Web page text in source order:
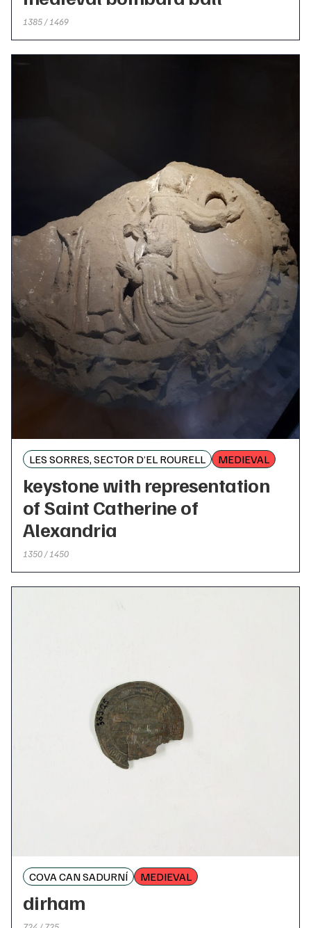
1385 / 1469
LES SORRES, SECTOR D’EL ROURELL MEDIEVAL
keystone with representation
of Saint Catherine of
Alexandria
1350 / 1450
COVA CAN SADURNÍ MEDIEVAL
dirham